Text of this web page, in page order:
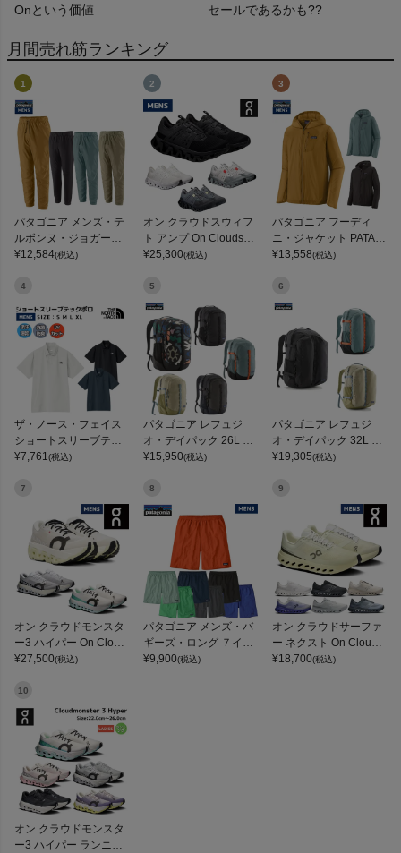
Onという価値
セールであるかも??
月間売れ筋ランキング
1
パタゴニア メンズ・テ
ルボンヌ・ジョガーズ
PATAGONIA MS TERR
¥12,584(税込)
2
オン クラウドスウィフ
ト アンプ On Cloudswif
t Amp
¥25,300(税込)
3
パタゴニア フーディ
ニ・ジャケット PATAG
ONIA MS HOUDINI JKT
¥13,558(税込)
4
ザ・ノース・フェイス
ショートスリーブテッ
クポロ THE NORTH FA
¥7,761(税込)
5
パタゴニア レフュジ
オ・デイパック 26L PA
TAGONIA REFUGIO DA
¥15,950(税込)
6
パタゴニア レフュジ
オ・デイパック 32L PA
TAGONIA REFUGIO DA
¥19,305(税込)
7
オン クラウドモンスタ
ー3 ハイパー On Cloud
monster 3 Hyper
¥27,500(税込)
8
パタゴニア メンズ・バ
ギーズ・ロング ７イン
チ Patagonia Men's Ba
¥9,900(税込)
9
オン クラウドサーファ
ー ネクスト On Clouds
urfer Next
¥18,700(税込)
10
オン クラウドモンスタ
ー3 ハイパー ランニン